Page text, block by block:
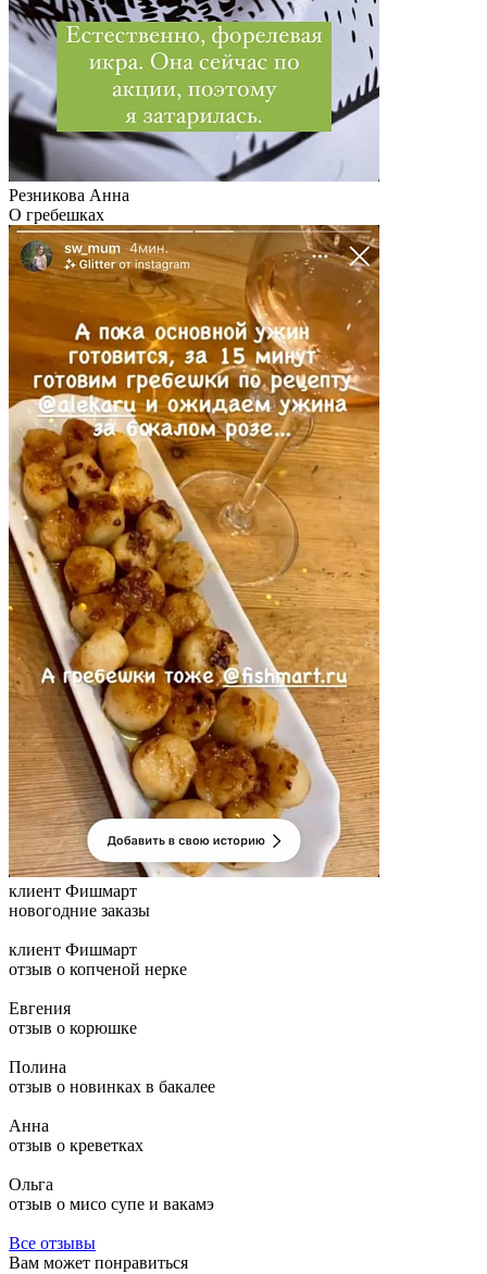
Резникова Анна
О гребешках
клиент Фишмарт
новогодние заказы
клиент Фишмарт
отзыв о копченой нерке
Евгения
отзыв о корюшке
Полина
отзыв о новинках в бакалее
Анна
отзыв о креветках
Ольга
отзыв о мисо супе и вакамэ
Все отзывы
Вам может понравиться